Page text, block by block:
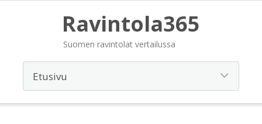
Ravintola365
Suomen ravintolat vertailussa